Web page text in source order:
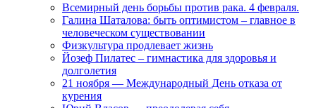
Всемирный день борьбы против рака. 4 февраля.
Галина Шаталова: быть оптимистом – главное в
человеческом существовании
Физкультура продлевает жизнь
Йозеф Пилатес – гимнастика для здоровья и
долголетия
21 ноября — Международный День отказа от
курения